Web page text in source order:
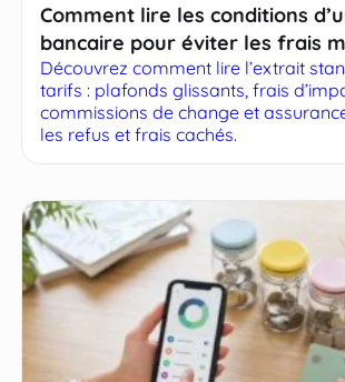
Comment lire les conditions
bancaire pour éviter les frais
Découvrez comment lire l’extrait
tarifs : plafonds glissants, frais
commissions de change et
les refus et frais cachés.